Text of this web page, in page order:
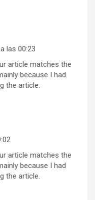
las 00:23
article matches the
because I had
the article.
article matches the
because I had
the article.